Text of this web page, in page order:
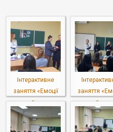
Інтерактивне
заняття «Емоції
в...
заняття
в...